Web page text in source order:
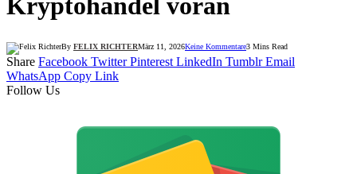
Kryptohandel voran
By FELIX RICHTERMärz 11, 2026Keine Kommentare3 Mins Read
Share Facebook Twitter Pinterest LinkedIn Tumblr Email
WhatsApp Copy Link
Follow Us